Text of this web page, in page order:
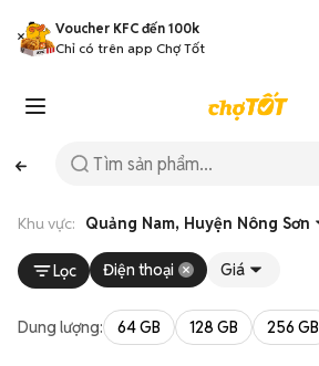
Voucher KFC đến 100k
Chỉ có trên app Chợ Tốt
Khu vực: Quảng Nam, Huyện Nông Sơn
Lọc Điện thoại Giá
Dung lượng: 64 GB 128 GB 256 GB